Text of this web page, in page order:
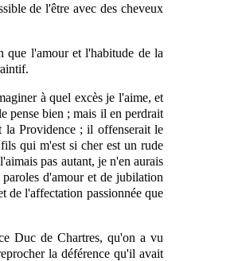
de l'être avec des cheveux
que l'amour et l'habitude de la
à quel excès je l'aime, et
pense bien ; mais il en perdrait
la Providence ; il offenserait le
qui m'est si cher est un rude
pas autant, je n'en aurais
d'amour et de jubilation
de l'affectation passionnée que
Duc de Chartres, qu'on a vu
la déférence qu'il avait